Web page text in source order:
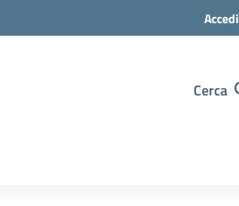
Accedi
Cerca